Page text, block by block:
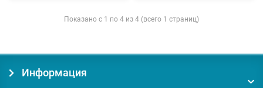
Показано с 1 по 4 из 4 (всего 1 страниц)
Информация